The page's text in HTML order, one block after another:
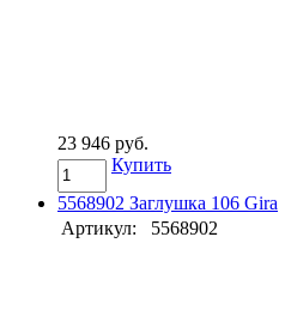
23 946 руб.
Купить
5568902 Заглушка 106 Gira
Артикул:
5568902